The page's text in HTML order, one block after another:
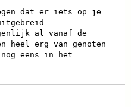
dat er iets op je
al vanaf de
heel erg van genoten
eens in het